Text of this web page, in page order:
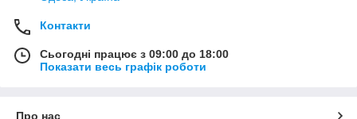
Контакти
Сьогодні працює з 09:00 до 18:00
Показати весь графік роботи
Про нас